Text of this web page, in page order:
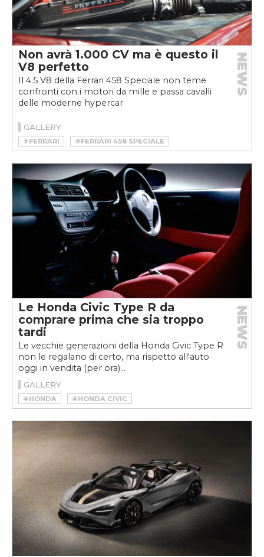
Non avrà 1.000 CV ma è questo il
V8 perfetto
Il 4.5 V8 della Ferrari 458 Speciale non teme
confronti con i motori da mille e passa cavalli
delle moderne hypercar
NEWS
GALLERY
#FERRARI #FERRARI 458 SPECIALE
Le Honda Civic Type R da
comprare prima che sia troppo
tardi
Le vecchie generazioni della Honda Civic Type R
non le regalano di certo, ma rispetto all'auto
oggi in vendita (per ora)...
NEWS
GALLERY
#HONDA
#HONDA CIVIC
#HONDA CIVIC TYPE R